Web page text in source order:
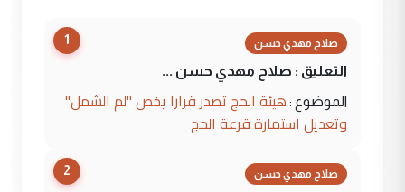
1 صلاح مهدي حسن
التعليق : صلاح مهدي حسن ...
الموضوع : هيئة الحج تصدر قرارا يخص "لم الشمل"
وتعديل استمارة قرعة الحج
2 صلاح مهدي حسن